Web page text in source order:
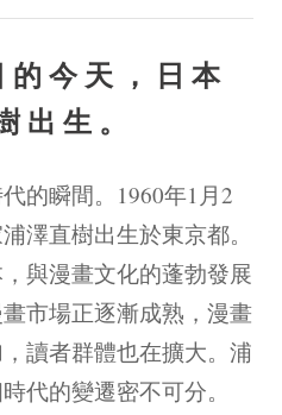
今天，日本
出生。
的瞬間。1960年1月2
澤直樹出生於東京都。
與漫畫文化的蓬勃發展
市場正逐漸成熟，漫畫
讀者群體也在擴大。浦
代的變遷密不可分。